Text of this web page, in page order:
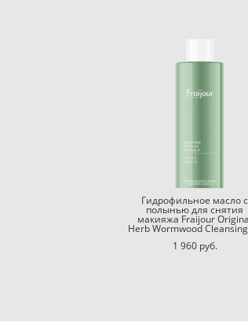
Гидрофильное масло с
полынью для снятия
макияжа Fraijour
Herb Wormwood
1 960 pуб.